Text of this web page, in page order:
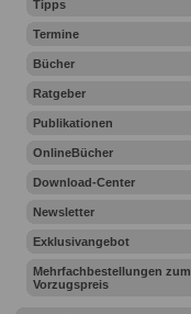
Tipps
Termine
Bücher
Ratgeber
Publikationen
OnlineBücher
Download-Center
Newsletter
Exklusivangebot
Mehrfachbestellungen zum
Vorzugspreis